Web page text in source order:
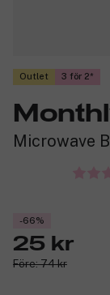
Outlet 3 för 2
Microwave
-66%
25 kr
Före: 74 kr